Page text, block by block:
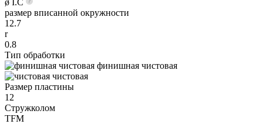
размер вписанной окружности
12.7
r
0.8
Тип обработки
финишная чистовая
чистовая
Размер пластины
12
Стружколом
TFM